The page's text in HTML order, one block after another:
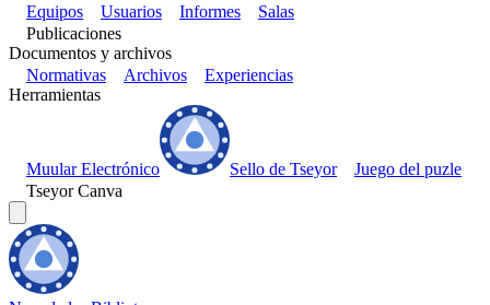
Equipos
Usuarios Informes
Salas
Publicaciones
Documentos y archivos
Normativas
Archivos
Experiencias
Herramientas
Muular Electrónico Sello de Tseyor
Juego del puzle
Tseyor Canva